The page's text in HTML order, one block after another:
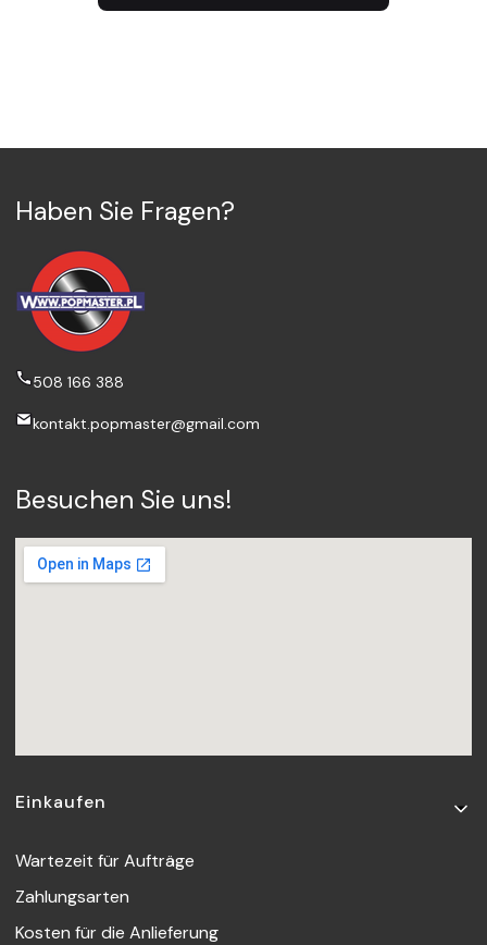
Haben Sie Fragen?
508 166 388
kontakt.popmaster@gmail.com
Besuchen Sie uns!
Fußzeilenmenü
Einkaufen
Wartezeit für Aufträge
Zahlungsarten
Kosten für die Anlieferung